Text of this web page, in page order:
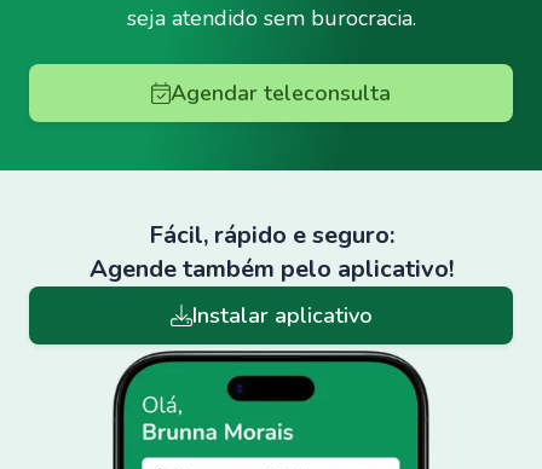
seja atendido sem burocracia.
Agendar teleconsulta
Fácil, rápido e seguro:
Agende também pelo aplicativo!
Instalar aplicativo